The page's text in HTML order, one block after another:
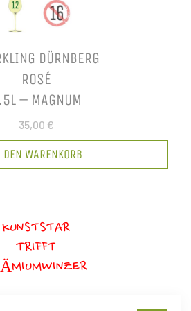
DÜRNBERG
ROSÉ
– MAGNUM
35,00 €
WARENKORB
KUNSTSTAR
TRIFFT